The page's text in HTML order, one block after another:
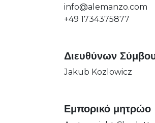
info@alemanzo.com
+49 1734375877
Διευθύνων
Jakub Kozlowicz
Εμπορικό μητρώο